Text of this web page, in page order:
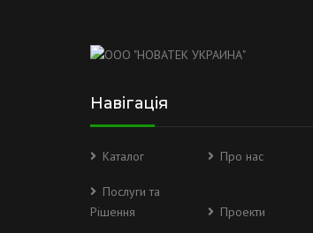
Навігація
Каталог Про нас
Послуги та
Рішення
Проекти